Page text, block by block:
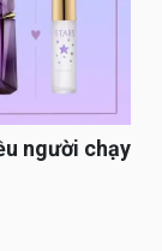
người chạy